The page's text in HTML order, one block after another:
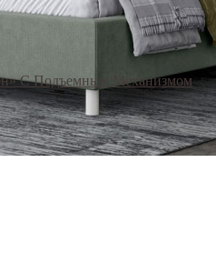
С Подъемным Механизмом